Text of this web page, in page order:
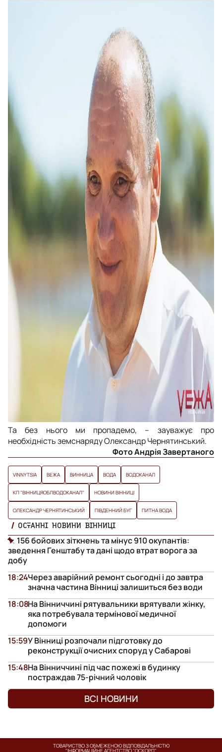
Та без нього ми пропадемо, – зауважує про
необхідність земснаряду Олександр Чернятинський.
Фото Андрія Завертаного
VINNYTSIA ВЕЖА ВИННИЦА ВОДА ВОДОКАНАЛ
КП "ВІННИЦЯОБЛВОДОКАНАЛ" НОВИНИ ВІННИЦІ
ОЛЕКСАНДР ЧЕРНЯТИНСЬКИЙ ПІВДЕННИЙ БУГ ПИТНА ВОДА
ОСТАННІ НОВИНИ ВІННИЦІ
156 бойових зіткнень та мінус 910 окупантів:
зведення Генштабу та дані щодо втрат ворога за
добу
Через аварійний ремонт сьогодні і до завтра
значна частина Вінниці залишиться без води
18:24
На Вінниччині рятувальники врятували жінку,
яка потребувала термінової медичної
допомоги
18:08
У Вінниці розпочали підготовку до
реконструкції очисних споруд у Сабарові
15:59
На Вінниччині під час пожежі в будинку
постраждав 75-річний чоловік
15:48
ВСІ НОВИНИ
ТОВАРИСТВО З ОБМЕЖЕНОЮ ВІДПОВІДАЛЬНІСТЮ
"ІНФОРМАЦІЙНЕ АГЕНТСТВО "ОСКОРП"